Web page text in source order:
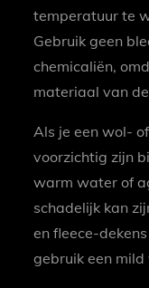
temperatuur te
Gebruik geen
chemicaliën,
materiaal van
Als je een wol-
voorzichtig zijn
warm water of
schadelijk kan
en fleece-
gebruik een